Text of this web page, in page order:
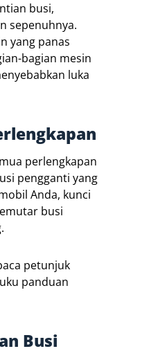
busi,
sepenuhnya.
yang panas
bagian mesin
luka
perlengkapan
pengganti yang
Anda, kunci
busi
petunjuk
panduan
Busi